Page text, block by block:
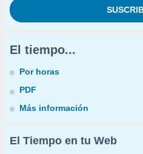
El tiempo...
Por horas
PDF
Más información
El Tiempo en tu Web